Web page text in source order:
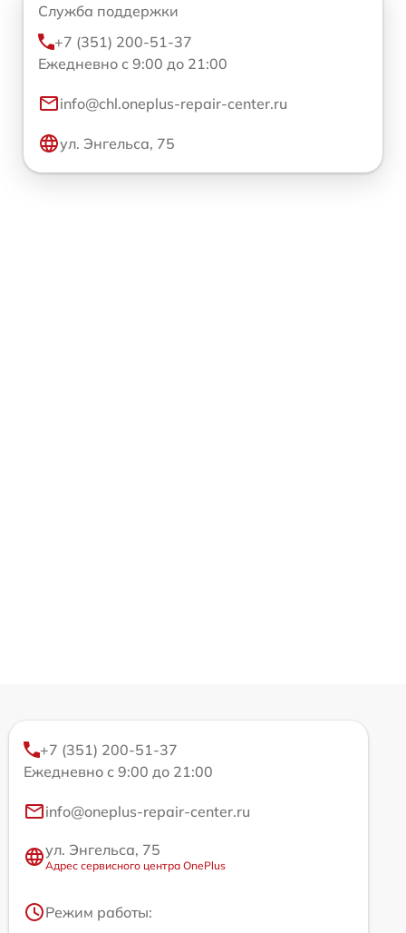
Служба поддержки
+7 (351) 200-51-37
Ежедневно с 9:00 до 21:00
info@chl.oneplus-repair-center.ru
ул. Энгельса, 75
+7 (351) 200-51-37
Ежедневно с 9:00 до 21:00
info@oneplus-repair-center.ru
ул. Энгельса, 75
Адрес сервисного центра OnePlus
Режим работы: